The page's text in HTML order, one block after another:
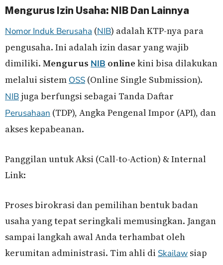
Mengurus Izin Usaha: NIB Dan Lainnya
Nomor Induk Berusaha (NIB) adalah KTP-nya para
pengusaha. Ini adalah izin dasar yang wajib
dimiliki. Mengurus NIB online kini bisa dilakukan
melalui sistem OSS (Online Single Submission).
NIB juga berfungsi sebagai Tanda Daftar
Perusahaan (TDP), Angka Pengenal Impor (API), dan
akses kepabeanan.
Panggilan untuk Aksi (Call-to-Action) & Internal
Link:
Proses birokrasi dan pemilihan bentuk badan
usaha yang tepat seringkali memusingkan. Jangan
sampai langkah awal Anda terhambat oleh
kerumitan administrasi. Tim ahli di Skailaw siap